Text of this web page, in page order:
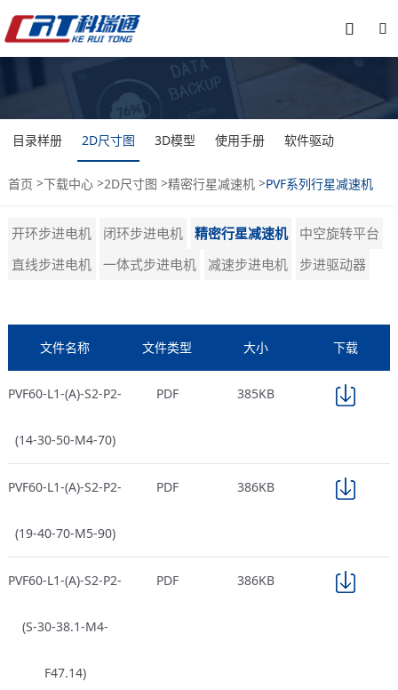


目录样册 2D尺寸图 3D模型 使用手册 软件驱动
首页 >下载中心>2D尺寸图 >精密行星减速机>PVF系列行星减速机
开环步进电机 闭环步进电机 精密行星减速机
中空旋转平台
直线步进电机
一体式步进电机 减速步进电机 步进驱动器
文件名称 文件类型 大小 下载
PVF60-L1-(A)-S2-P2-
(14-30-50-M4-70)
PDF 385KB
PVF60-L1-(A)-S2-P2-
(19-40-70-M5-90)
PDF 386KB
PVF60-L1-(A)-S2-P2-
(S-30-38.1-M4-
F47.14)
PDF 386KB